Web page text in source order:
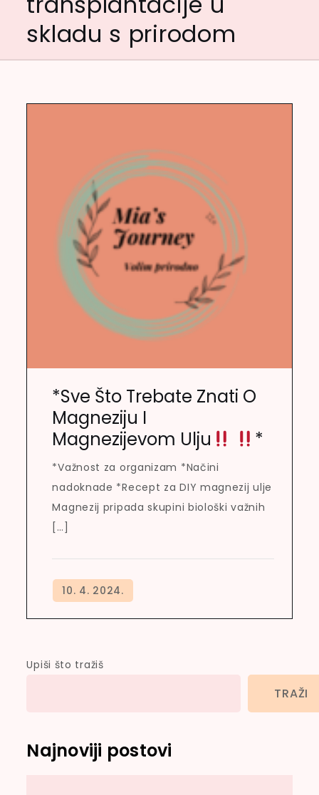
skladu s prirodom
*Sve Što Trebate Znati O
Magneziju I
Magnezijevom Ulju
*
*Važnost za organizam *Načini
nadoknade *Recept za DIY magnezij ulje
Magnezij pripada skupini biološki važnih
[…]
Upiši što tražiš
TRAŽI
Najnoviji postovi